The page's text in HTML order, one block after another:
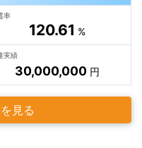
率
120.61 %
実績
30,000,000 円
見る